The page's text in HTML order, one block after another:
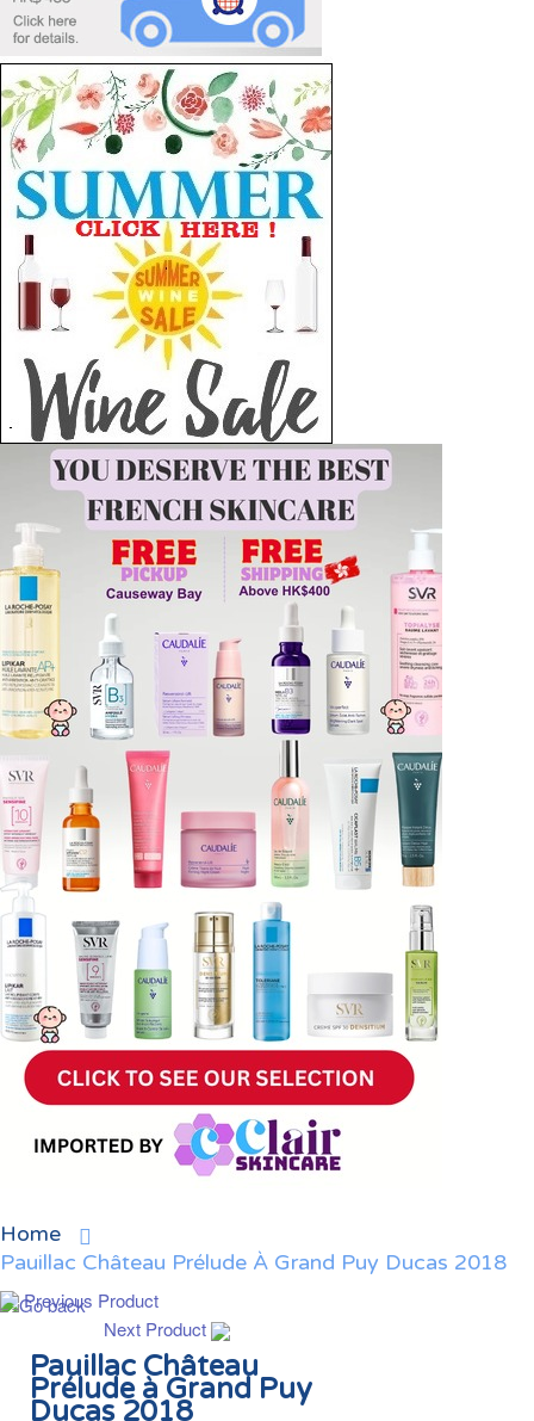
Home
Pauillac Château Prélude À Grand Puy Ducas 2018
Previous Product
Next Product
Pauillac Château
Prélude à Grand Puy
Ducas 2018